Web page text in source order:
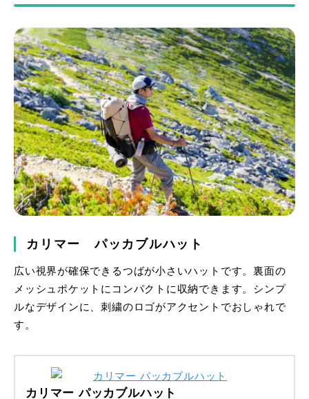
カリマー パッカブルハット
広い視界が確保できるつばが小さいハットです。裏面の
メッシュポケットにコンパクトに収納できます。シンプ
ルなデザインに、刺繍のロゴがアクセントでおしゃれで
す。
カリマー パッカブルハット